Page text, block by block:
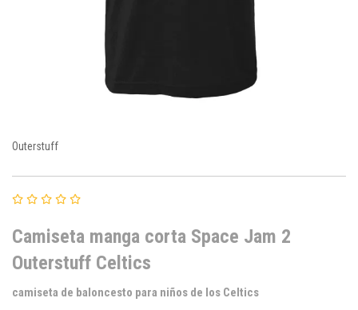
Outerstuff
Camiseta manga corta Space Jam 2
Outerstuff Celtics
camiseta de baloncesto para niños de los Celtics